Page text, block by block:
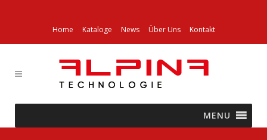
Home Kataloge News Über Uns Kontakt
MENU